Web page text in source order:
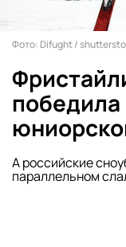
Фото: Difught /
победила
А российские
параллельном